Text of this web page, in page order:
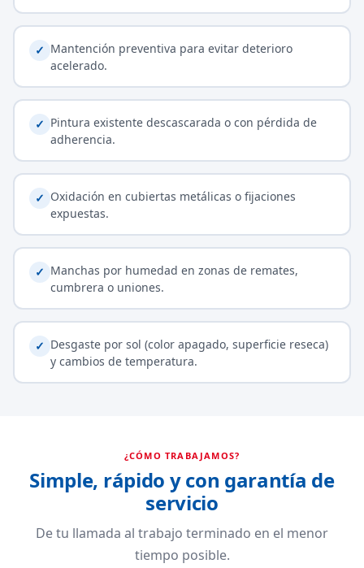
✓ Mantención preventiva para evitar deterioro
acelerado.
✓ Pintura existente descascarada o con pérdida de
adherencia.
✓ Oxidación en cubiertas metálicas o fijaciones
expuestas.
✓ Manchas por humedad en zonas de remates,
cumbrera o uniones.
✓ Desgaste por sol (color apagado, superficie reseca)
y cambios de temperatura.
¿CÓMO TRABAJAMOS?
Simple, rápido y con garantía de
servicio
De tu llamada al trabajo terminado en el menor
tiempo posible.